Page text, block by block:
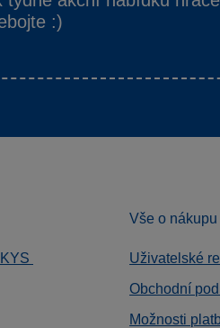
:)
Vše o nákupu
Uživatelské
Obchodní
Možnosti